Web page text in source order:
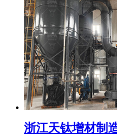
浙江天钛增材制